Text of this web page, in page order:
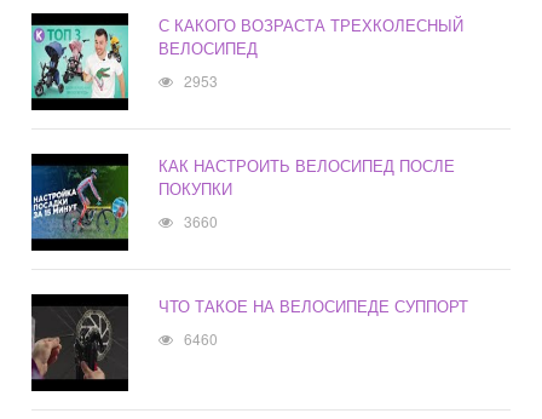
С КАКОГО ВОЗРАСТА ТРЕХКОЛЕСНЫЙ
ВЕЛОСИПЕД
2953
КАК НАСТРОИТЬ ВЕЛОСИПЕД ПОСЛЕ
ПОКУПКИ
3660
ЧТО ТАКОЕ НА ВЕЛОСИПЕДЕ СУППОРТ
6460